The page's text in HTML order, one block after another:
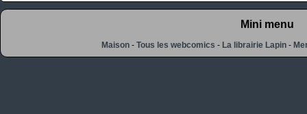
Mini menu
Maison -Tous les webcomics -La librairie Lapin -